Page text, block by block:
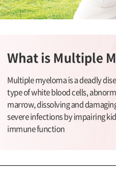
What is Multiple
Multiple myeloma is a deadly
type of white blood cells,
marrow, dissolving and
severe infections by impairing
immune function